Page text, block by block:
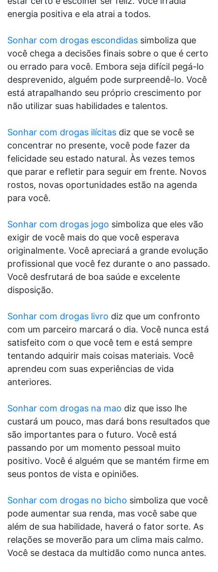
energia positiva e ela atrai a todos.
Sonhar com drogas escondidas simboliza que
você chega a decisões finais sobre o que é certo
ou errado para você. Embora seja difícil pegá-lo
desprevenido, alguém pode surpreendê-lo. Você
está atrapalhando seu próprio crescimento por
não utilizar suas habilidades e talentos.
Sonhar com drogas ilícitas diz que se você se
concentrar no presente, você pode fazer da
felicidade seu estado natural. Às vezes temos
que parar e refletir para seguir em frente. Novos
rostos, novas oportunidades estão na agenda
para você.
Sonhar com drogas jogo simboliza que eles vão
exigir de você mais do que você esperava
originalmente. Você apreciará a grande evolução
profissional que você fez durante o ano passado.
Você desfrutará de boa saúde e excelente
disposição.
Sonhar com drogas livro diz que um confronto
com um parceiro marcará o dia. Você nunca está
satisfeito com o que você tem e está sempre
tentando adquirir mais coisas materiais. Você
aprendeu com suas experiências de vida
anteriores.
Sonhar com drogas na mao diz que isso lhe
custará um pouco, mas dará bons resultados que
são importantes para o futuro. Você está
passando por um momento pessoal muito
positivo. Você é alguém que se mantém firme em
seus pontos de vista e opiniões.
Sonhar com drogas no bicho simboliza que você
pode aumentar sua renda, mas você sabe que
além de sua habilidade, haverá o fator sorte. As
relações se moverão para um clima mais calmo.
Você se destaca da multidão como nunca antes.